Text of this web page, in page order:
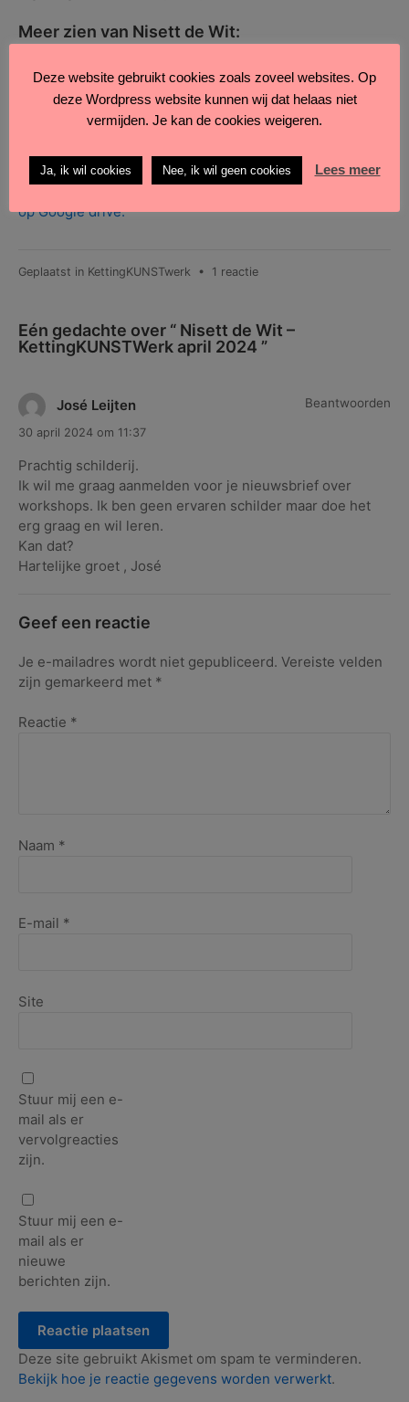
Meer zien van Nisett de Wit:
Mijn website: www.nisettdewit.nl
Instagram met cursistenwerk:
https://www.instagram.com/schildertekenles_nisett/
Facebook: Nisett de
op Google drive.
Geplaatst in KettingKUNSTwerk • 1 reactieop
Wit
–
Eén gedachte over “ Nisett de Wit –
KettingKUNSTWerk april 2024 ”
José Leijten
30 april 2024 om 11:37
Prachtig schilderij.
Ik wil me graag aanmelden voor je nieuwsbrief over
workshops. Ik ben geen ervaren schilder maar doe het
erg graag en wil leren.
Kan dat?
Hartelijke groet , José
Beantwoorden
Geef een reactie
Je e-mailadres wordt niet gepubliceerd. Vereiste velden
zijn gemarkeerd met *
Reactie *
Naam *
E-mail *
Site
Stuur mij een e-
mail als er
vervolgreacties
zijn.
Stuur mij een e-
mail als er
nieuwe
berichten zijn.
Deze site gebruikt Akismet om spam te verminderen.
Bekijk hoe je reactie gegevens worden verwerkt.
Deze website gebruikt cookies zoals zoveel websites. Op
deze Wordpress website kunnen wij dat helaas niet
vermijden. Je kan de cookies weigeren.
Ja, ik wil cookies Nee, ik wil geen cookies Lees meer